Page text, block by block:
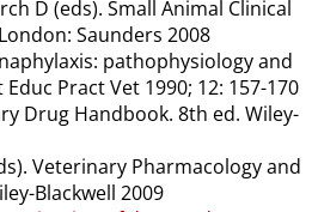
D (eds). Small Animal Clinical
Saunders 2008
pathophysiology and
Pract Vet 1990; 12: 157-170
Drug Handbook. 8th ed. Wiley-
Veterinary Pharmacology and
Blackwell 2009